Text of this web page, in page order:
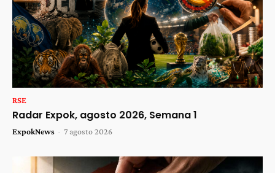
RSE
Radar Expok, agosto 2026, Semana 1
ExpokNews - 7 agosto 2026